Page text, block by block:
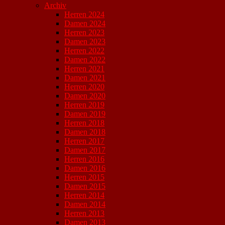
Archiv
Herren 2024
Damen 2024
Herren 2023
Damen 2023
Herren 2022
Damen 2022
Herren 2021
Damen 2021
Herren 2020
Damen 2020
Herren 2019
Damen 2019
Herren 2018
Damen 2018
Herren 2017
Damen 2017
Herren 2016
Damen 2016
Herren 2015
Damen 2015
Herren 2014
Damen 2014
Herren 2013
Damen 2013